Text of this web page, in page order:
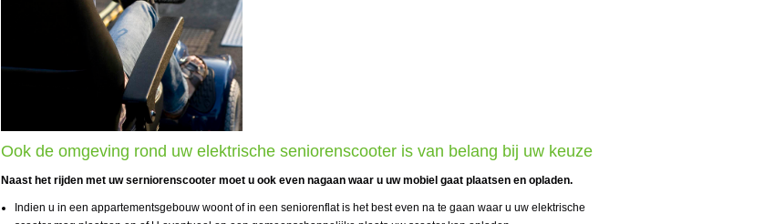
Ook de omgeving rond uw elektrische seniorenscooter is van belang bij uw keuze
Naast het rijden met uw serniorenscooter moet u ook even nagaan waar u uw mobiel gaat plaatsen en opladen.
Indien u in een appartementsgebouw woont of in een seniorenflat is het best even na te gaan waar u uw elektrische